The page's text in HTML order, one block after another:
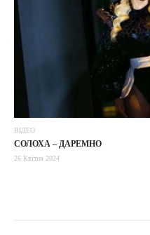
ВІДЕО
СОЛОХА – ДАРЕМНО
26 Квітня 2024